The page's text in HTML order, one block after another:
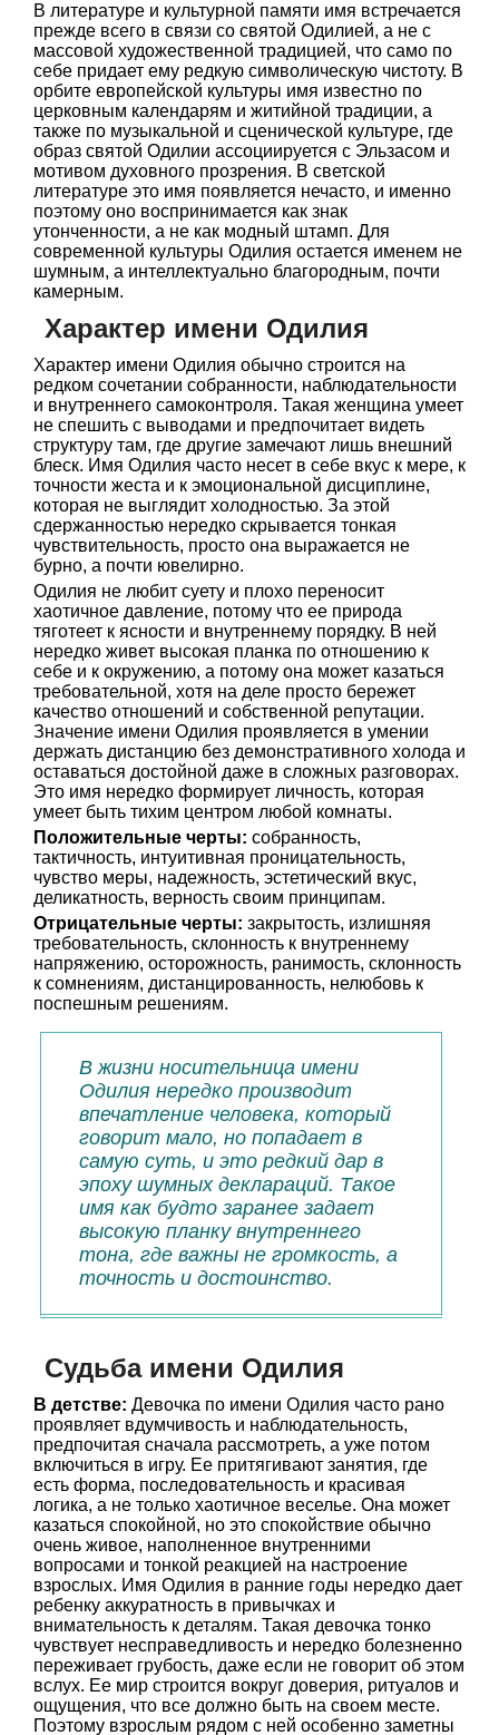
В литературе и культурной памяти имя встречается
прежде всего в связи со святой Одилией, а не с
массовой художественной традицией, что само по
себе придает ему редкую символическую чистоту. В
орбите европейской культуры имя известно по
церковным календарям и житийной традиции, а
также по музыкальной и сценической культуре, где
образ святой Одилии ассоциируется с Эльзасом и
мотивом духовного прозрения. В светской
литературе это имя появляется нечасто, и именно
поэтому оно воспринимается как знак
утонченности, а не как модный штамп. Для
современной культуры Одилия остается именем не
шумным, а интеллектуально благородным, почти
камерным.
Характер имени Одилия
Характер имени Одилия обычно строится на
редком сочетании собранности, наблюдательности
и внутреннего самоконтроля. Такая женщина умеет
не спешить с выводами и предпочитает видеть
структуру там, где другие замечают лишь внешний
блеск. Имя Одилия часто несет в себе вкус к мере, к
точности жеста и к эмоциональной дисциплине,
которая не выглядит холодностью. За этой
сдержанностью нередко скрывается тонкая
чувствительность, просто она выражается не
бурно, а почти ювелирно.
Одилия не любит суету и плохо переносит
хаотичное давление, потому что ее природа
тяготеет к ясности и внутреннему порядку. В ней
нередко живет высокая планка по отношению к
себе и к окружению, а потому она может казаться
требовательной, хотя на деле просто бережет
качество отношений и собственной репутации.
Значение имени Одилия проявляется в умении
держать дистанцию без демонстративного холода и
оставаться достойной даже в сложных разговорах.
Это имя нередко формирует личность, которая
умеет быть тихим центром любой комнаты.
Положительные черты: собранность,
тактичность, интуитивная проницательность,
чувство меры, надежность, эстетический вкус,
деликатность, верность своим принципам.
Отрицательные черты: закрытость, излишняя
требовательность, склонность к внутреннему
напряжению, осторожность, ранимость, склонность
к сомнениям, дистанцированность, нелюбовь к
поспешным решениям.
В жизни носительница имени
Одилия нередко производит
впечатление человека, который
говорит мало, но попадает в
самую суть, и это редкий дар в
эпоху шумных деклараций. Такое
имя как будто заранее задает
высокую планку внутреннего
тона, где важны не громкость, а
точность и достоинство.
Судьба имени Одилия
В детстве: Девочка по имени Одилия часто рано
проявляет вдумчивость и наблюдательность,
предпочитая сначала рассмотреть, а уже потом
включиться в игру. Ее притягивают занятия, где
есть форма, последовательность и красивая
логика, а не только хаотичное веселье. Она может
казаться спокойной, но это спокойствие обычно
очень живое, наполненное внутренними
вопросами и тонкой реакцией на настроение
взрослых. Имя Одилия в ранние годы нередко дает
ребенку аккуратность в привычках и
внимательность к деталям. Такая девочка тонко
чувствует несправедливость и нередко болезненно
переживает грубость, даже если не говорит об этом
вслух. Ее мир строится вокруг доверия, ритуалов и
ощущения, что все должно быть на своем месте.
Поэтому взрослым рядом с ней особенно заметны